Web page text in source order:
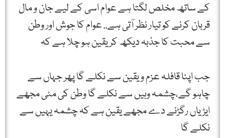
کے ساتھ مخلص لگتا ہے عوام اسی کے لیے جان و مال
قربان کرنے کو تیار نظر آتی ہے.. عوام کا جوش اور وطن
سے محبت کا جذبہ دیکھ کر یقین ہو چلا ہے کہ
جب اپنا قافلہ عزم ویقین سے نکلے گا پھر جہاں سے
چاہو گے،چشمہ وہیں سے نکلے گا وطن کی مٹی مجھے
ایڑیاں رگڑنے دے مجھے یقین ہے کہ چشمہ یہیں سے
نکلے گا